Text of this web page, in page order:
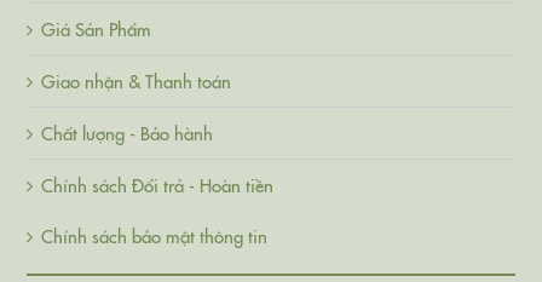
Giá Sản Phẩm
Giao nhận & Thanh toán
Chất lượng - Bảo hành
Chính sách Đổi trả - Hoàn tiền
Chính sách bảo mật thông tin